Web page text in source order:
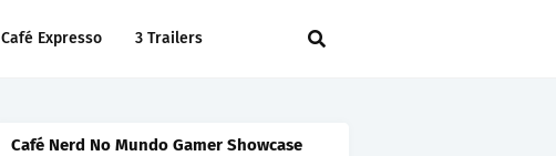
Café Expresso 3 Trailers
Café Nerd No Mundo Gamer Showcase